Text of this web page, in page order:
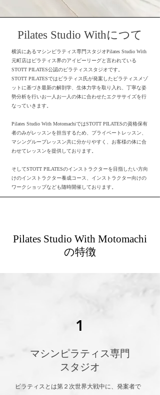
Pilates Studio Withにつて
横浜にあるマシンピラティス専門スタジオPilates Studio With
元町店はピラティス界のアイビーリーグと言われている
STOTT PILATES公認のピラティススタジオです。
STOTT PILATESではピラティス氏が発案したピラティスメゾ
ットに基づき最新の解剖学、生体力学を取り入れ、丁寧な姿
勢分析を行いお一人お一人の体に合わせたエクササイズを行
なっていきます。
Pilates Studio With MotomachiではSTOTT PILATESの資格保有
者のみがレッスンを担当するため、プライベートレッスン、
マシングループレッスン共に分かりやすく、お客様の体に合
わせてレッスンを提供しております。
​そしてSTOTT PILATESのインストラクターを目指したい方向
けのインストラクター養成コース、インストラクター向けの
ワークショップなども随時開催しております。
Pilates Studio With Motomachi
の特徴
1
​マシンピラティス専門
​スタジオ
ピラティスとは第２次世界大戦中に、発案者で